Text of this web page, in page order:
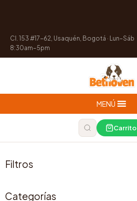
Cl. 153 #17-62, Usaquén, Bogotá · Lun–Sáb
8:30am–5pm
MENÚ
Carrito
Filtros
Categorías